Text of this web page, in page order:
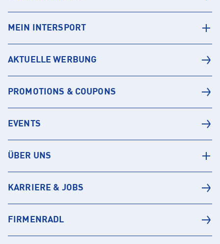
MEIN INTERSPORT
AKTUELLE WERBUNG
PROMOTIONS & COUPONS
EVENTS
ÜBER UNS
KARRIERE & JOBS
FIRMENRADL